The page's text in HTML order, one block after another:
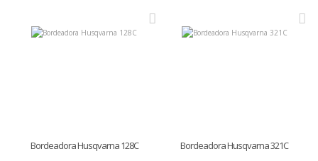
Bordeadora Husqvarna 128C Bordeadora Husqvarna 321C